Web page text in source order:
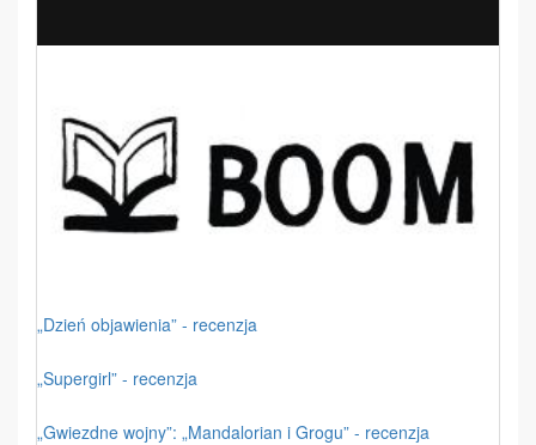
„Dzień objawienia” - recenzja
„Supergirl” - recenzja
„Gwiezdne wojny”: „Mandalorian i Grogu” - recenzja